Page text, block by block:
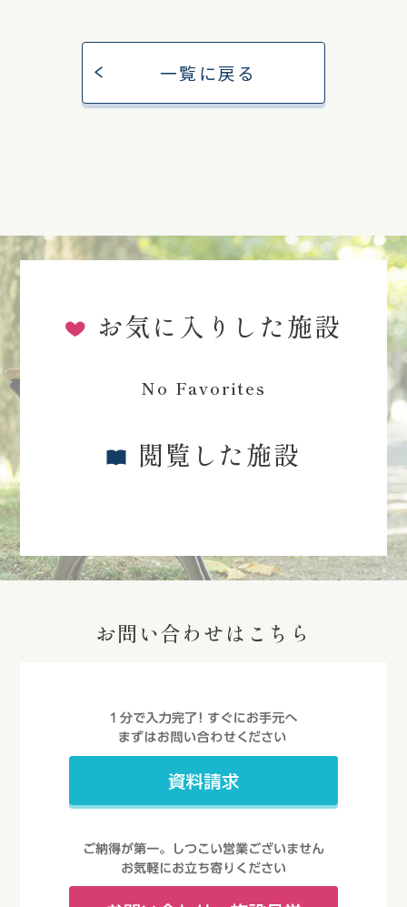
一覧に戻る
お気に入りした施設
No Favorites
閲覧した施設
お問い合わせはこちら